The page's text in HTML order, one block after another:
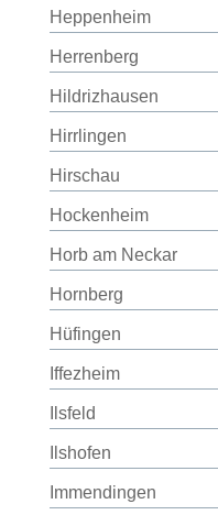
Heppenheim
Herrenberg
Hildrizhausen
Hirrlingen
Hirschau
Hockenheim
Horb am Neckar
Hornberg
Hüfingen
Iffezheim
Ilsfeld
Ilshofen
Immendingen